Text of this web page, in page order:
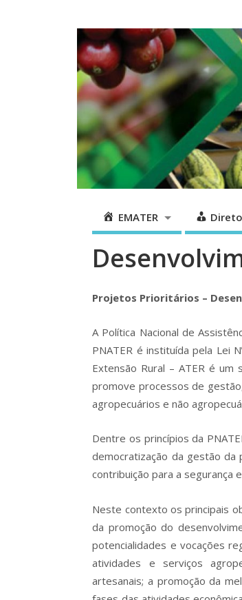
EMATER
Projetos Prioritários –
A Política Nacional de
PNATER é instituída pela Lei
Extensão Rural – ATER é
promove processos de
agropecuários e não
Dentre os princípios da
democratização da gestão da
contribuição para a segurança
Neste contexto os principais
da promoção do
potencialidades e vocações
atividades e serviços
artesanais; a promoção da